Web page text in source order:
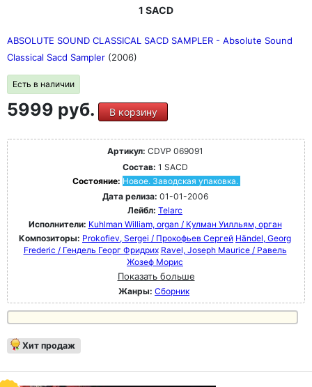
1 SACD
ABSOLUTE SOUND CLASSICAL SACD SAMPLER - Absolute Sound
Classical Sacd Sampler (2006)
Есть в наличии
5999 руб. В корзину
Артикул: CDVP 069091
Состав: 1 SACD
Состояние: Новое. Заводская упаковка.
Дата релиза: 01-01-2006
Лейбл: Telarc
Исполнители: Kuhlman William, organ / Кулман Уилльям, орган
Композиторы: Prokofiev, Sergei / Прокофьев Сергей Händel, Georg
Frederic / Гендель Георг Фридрих Ravel, Joseph Maurice / Равель
Жозеф Морис
Показать больше
Жанры: Сборник
Хит продаж